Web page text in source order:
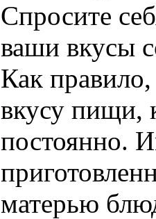
Спросите
ваши вкусы
Как
вкусу пищи,
постоянно.
матерью